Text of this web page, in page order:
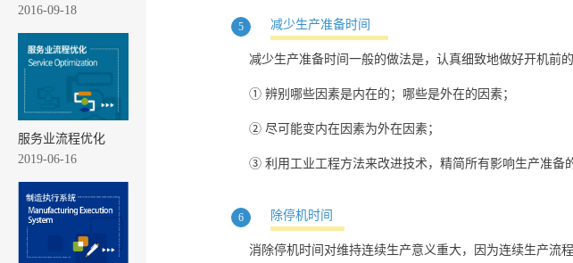
2016-09-18
服务业流程优化
2019-06-16
5 减少生产准备时间
减少生产准备时间一般的做法是，认真细致地做好开机前
① 辨别哪些因素是内在的；哪些是外在的因素；
② 尽可能变内在因素为外在因素；
③ 利用工业工程方法来改进技术，精简所有影响生产准备
6 除停机时间
消除停机时间对维持连续生产意义重大，因为连续生产流